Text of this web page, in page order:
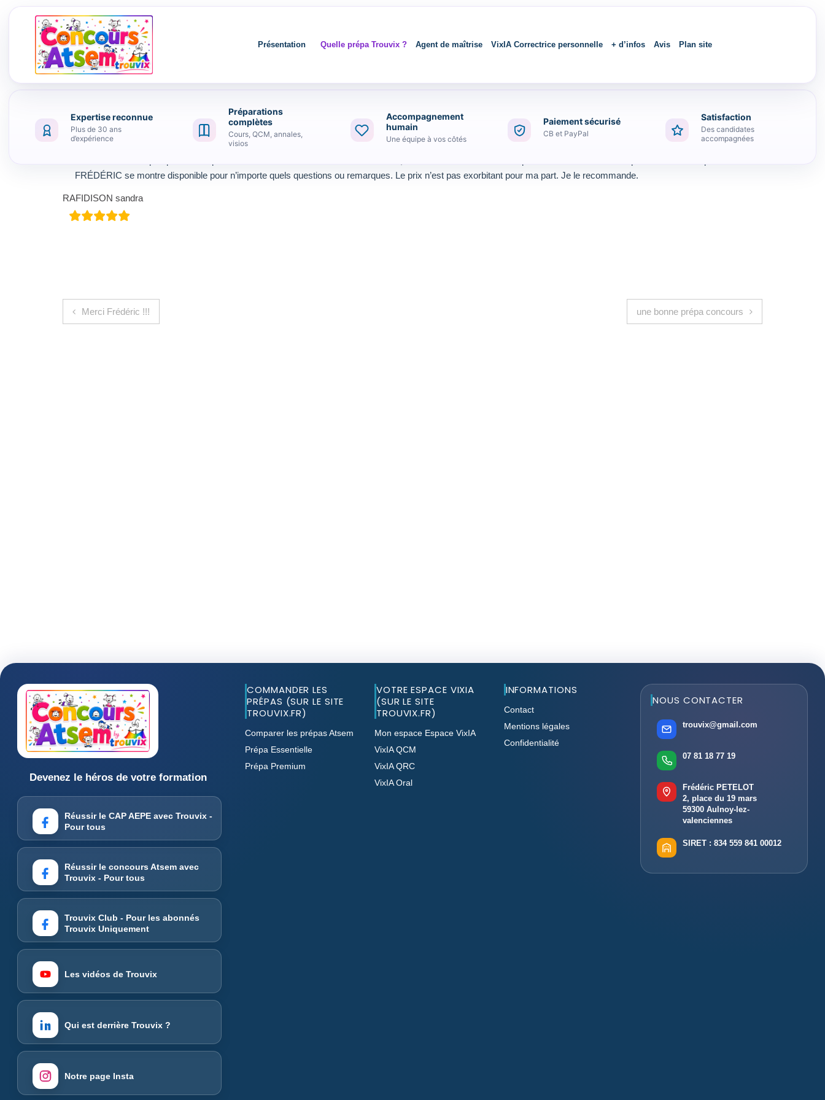
Présentation Quelle prépa Trouvix ? Agent de maîtrise VixIA Correctrice personnelle + d’infos Avis Plan site
Expertise reconnue
Plus de 30 ans
d’expérience
Préparations
complètes
Cours, QCM, annales,
visios
Accompagnement
humain
Une équipe à vos côtés
Paiement sécurisé
CB et PayPal
Satisfaction
Des candidates
accompagnées
FRÉDÉRIC se montre disponible pour n’importe quels questions ou remarques. Le prix n’est pas exorbitant pour ma part. Je le recommande.
RAFIDISON sandra
Navigation de l’article
Merci Frédéric !!! une bonne prépa concours
Devenez le héros de votre formation
Réussir le CAP AEPE avec Trouvix -
Pour tous
Réussir le concours Atsem avec
Trouvix - Pour tous
Trouvix Club - Pour les abonnés
Trouvix Uniquement
Les vidéos de Trouvix
Qui est derrière Trouvix ?
Notre page Insta
COMMANDER LES
PRÉPAS (SUR LE SITE
TROUVIX.FR)
Comparer les prépas Atsem
Prépa Essentielle
Prépa Premium
VOTRE ESPACE VIXIA
(SUR LE SITE
TROUVIX.FR)
Mon espace Espace VixIA
VixIA QCM
VixIA QRC
VixIA Oral
INFORMATIONS
Contact
Mentions légales
Confidentialité
NOUS CONTACTER
trouvix@gmail.com
07 81 18 77 19
Frédéric PETELOT
2, place du 19 mars
59300 Aulnoy-lez-
valenciennes
SIRET : 834 559 841 00012